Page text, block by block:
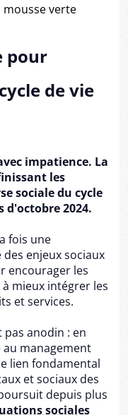
pour
de vie
impatience. La
les
sociale du cycle
d'octobre 2024.
fois une
enjeux sociaux
encourager les
mieux intégrer les
et services.
pas anodin : en
au management
lien fondamental
et sociaux des
depuis plus
sociales